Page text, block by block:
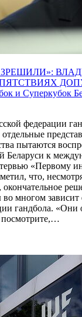
и Суперкубок
федерации
пытаются
Беларуси к
«Первому
что,
во многом зависит
гандбола. «Они
посмотрите,…